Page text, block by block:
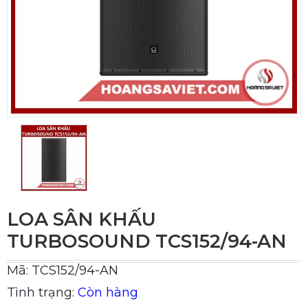
LOA SÂN KHẤU
TURBOSOUND TCS152/94-AN
Mã: TCS152/94-AN
Tình trạng: Còn hàng